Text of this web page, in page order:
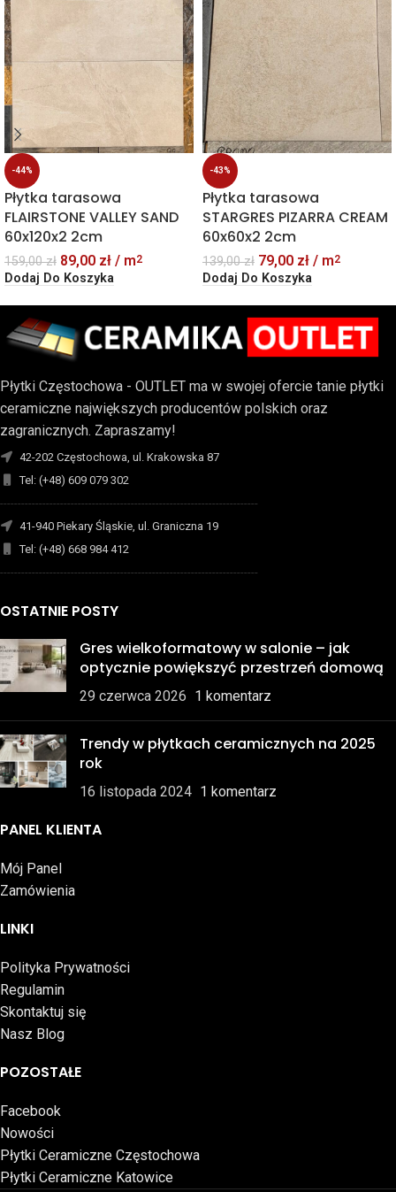
-44%
Płytka tarasowa
FLAIRSTONE VALLEY SAND
60x120x2 2cm
159,00zł 89,00 zł / m2
Dodaj Do Koszyka
-43%
Płytka tarasowa
STARGRES PIZARRA CREAM
60x60x2 2cm
139,00zł 79,00 zł / m2
Dodaj Do Koszyka
Płytki Częstochowa - OUTLET ma w swojej ofercie tanie płytki
ceramiczne największych producentów polskich oraz
zagranicznych. Zapraszamy!
42-202 Częstochowa, ul. Krakowska 87
Tel: (+48) 609 079 302
-------------------------------------------------------------------------
41-940 Piekary Śląskie, ul. Graniczna 19
Tel: (+48) 668 984 412
-------------------------------------------------------------------------
OSTATNIE POSTY
Gres wielkoformatowy w salonie – jak
optycznie powiększyć przestrzeń domową
29 czerwca 2026 1 komentarz
Trendy w płytkach ceramicznych na 2025
rok
16 listopada 2024 1 komentarz
PANEL KLIENTA
Mój Panel
Zamówienia
LINKI
Polityka Prywatności
Regulamin
Skontaktuj się
Nasz Blog
POZOSTAŁE
Facebook
Nowości
Płytki Ceramiczne Częstochowa
Płytki Ceramiczne Katowice